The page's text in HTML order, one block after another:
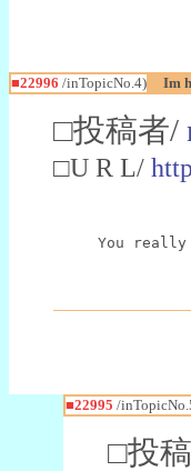
■22996 /inTopicNo.4) Im
□投稿者/
□U R L/
You
■22995 /
□投